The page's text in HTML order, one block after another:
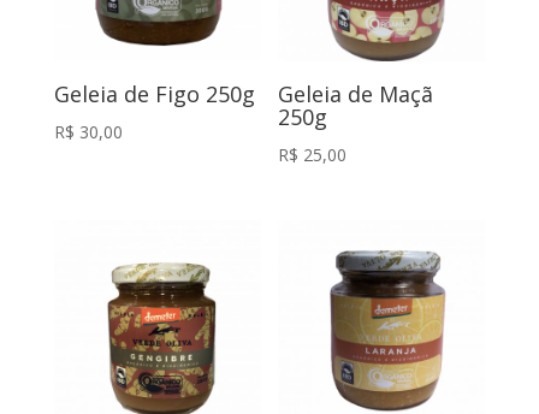
Geleia de Figo 250g
R$ 30,00
Geleia de Maçã
250g
R$ 25,00